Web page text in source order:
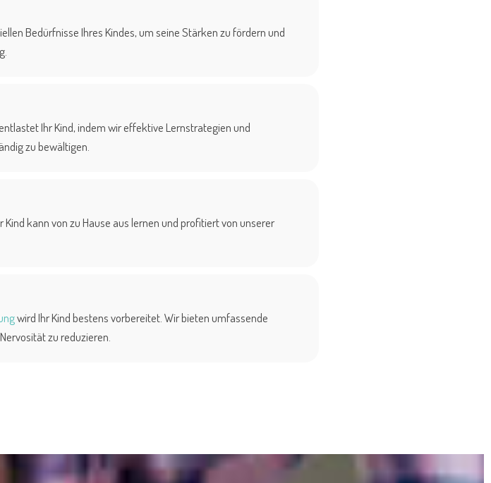
Bedürfnisse Ihres Kindes, um seine Stärken zu fördern und
Ihr Kind, indem wir effektive Lernstrategien und
zu bewältigen.
Kind kann von zu Hause aus lernen und profitiert von unserer
wird Ihr Kind bestens vorbereitet. Wir bieten umfassende
zu reduzieren.